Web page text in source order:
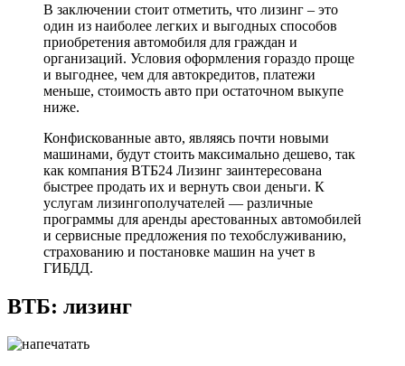
В заключении стоит отметить, что лизинг – это
один из наиболее легких и выгодных способов
приобретения автомобиля для граждан и
организаций. Условия оформления гораздо проще
и выгоднее, чем для автокредитов, платежи
меньше, стоимость авто при остаточном выкупе
ниже.
Конфискованные авто, являясь почти новыми
машинами, будут стоить максимально дешево, так
как компания ВТБ24 Лизинг заинтересована
быстрее продать их и вернуть свои деньги. К
услугам лизингополучателей — различные
программы для аренды арестованных автомобилей
и сервисные предложения по техобслуживанию,
страхованию и постановке машин на учет в
ГИБДД.
ВТБ: лизинг